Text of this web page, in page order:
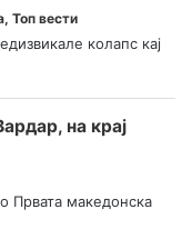
, Топ вести
колапс кај
на крај
Првата македонска